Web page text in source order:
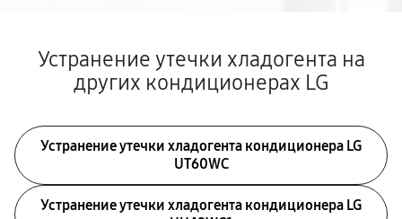
Устранение утечки хладогента на
других кондиционерах LG
Устранение утечки хладогента кондиционера LG
UT60WC
Устранение утечки хладогента кондиционера LG